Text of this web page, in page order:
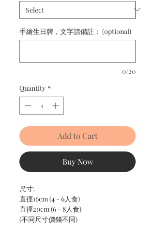
手繪生日牌，文字請備註： (optional)
0/20
Quantity *
Add to Cart
Buy Now
尺寸:
直徑16cm (4 - 6人食)
直徑20cm (6 - 8人食)
(不同尺寸價錢不同)